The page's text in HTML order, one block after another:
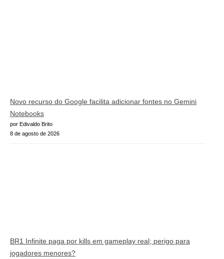
Novo recurso do Google facilita adicionar fontes no Gemini
Notebooks
por Edivaldo Brito
8 de agosto de 2026
BR1 Infinite paga por kills em gameplay real; perigo para
jogadores menores?